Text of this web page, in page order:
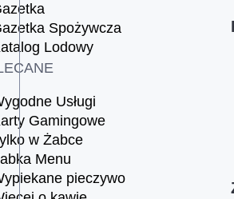
Spożywcza
Lodowy
Usługi
Gamingowe
w Żabce
Menu
pieczywo